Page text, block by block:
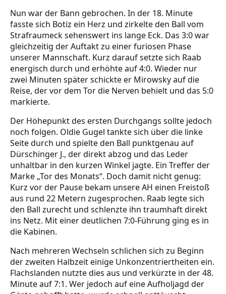
Nun war der Bann gebrochen. In der 18. Minute
fasste sich Botiz ein Herz und zirkelte den Ball vom
Strafraumeck sehenswert ins lange Eck. Das 3:0 war
gleichzeitig der Auftakt zu einer furiosen Phase
unserer Mannschaft. Kurz darauf setzte sich Raab
energisch durch und erhöhte auf 4:0. Wieder nur
zwei Minuten später schickte er Mirowsky auf die
Reise, der vor dem Tor die Nerven behielt und das 5:0
markierte.
Der Höhepunkt des ersten Durchgangs sollte jedoch
noch folgen. Oldie Gugel tankte sich über die linke
Seite durch und spielte den Ball punktgenau auf
Dürschinger J., der direkt abzog und das Leder
unhaltbar in den kurzen Winkel jagte. Ein Treffer der
Marke „Tor des Monats“. Doch damit nicht genug:
Kurz vor der Pause bekam unsere AH einen Freistoß
aus rund 22 Metern zugesprochen. Raab legte sich
den Ball zurecht und schlenzte ihn traumhaft direkt
ins Netz. Mit einer deutlichen 7:0-Führung ging es in
die Kabinen.
Nach mehreren Wechseln schlichen sich zu Beginn
der zweiten Halbzeit einige Unkonzentriertheiten ein.
Flachslanden nutzte dies aus und verkürzte in der 48.
Minute auf 7:1. Wer jedoch auf eine Aufholjagd der